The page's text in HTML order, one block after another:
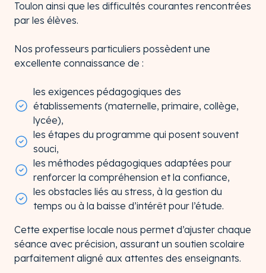
Toulon ainsi que les difficultés courantes rencontrées
par les élèves.
Nos professeurs particuliers possèdent une
excellente connaissance de :
les exigences pédagogiques des
établissements (maternelle, primaire, collège,
lycée),
les étapes du programme qui posent souvent
souci,
les méthodes pédagogiques adaptées pour
renforcer la compréhension et la confiance,
les obstacles liés au stress, à la gestion du
temps ou à la baisse d’intérêt pour l’étude.
Cette expertise locale nous permet d’ajuster chaque
séance avec précision, assurant un soutien scolaire
parfaitement aligné aux attentes des enseignants.